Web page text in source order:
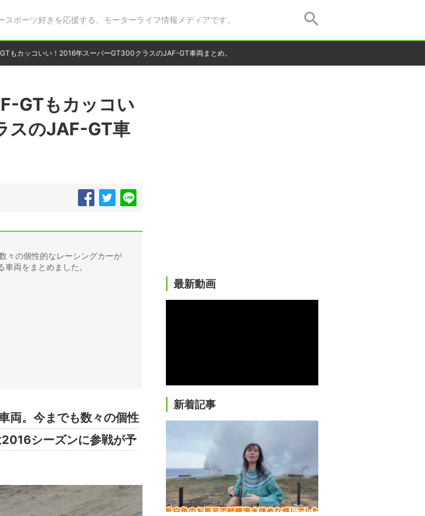
ポーツ好きを応援する、モーターライフ情報メディアです。
もカッコいい！2016年スーパーGT300クラスのJAF-GT車両まとめ。
GTもカッコい
スのJAF-GT車
々の個性的なレーシングカーが
両をまとめました。
両。今までも数々の個性
シーズンに参戦が予
最新動画
新着記事